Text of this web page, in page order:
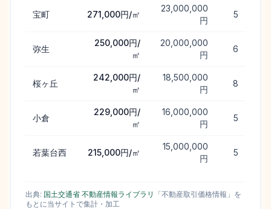
宝町 271,000円/㎡
23,000,000
円
5
弥生
250,000円/
㎡
20,000,000
円
6
桜ヶ丘
242,000円/
㎡
18,500,000
円
8
小倉
229,000円/
㎡
16,000,000
円
5
若葉台西 215,000円/㎡
15,000,000
円
5
出典: 国土交通省 不動産情報ライブラリ
「不動産取引価格情報」を
もとに当サイトで集計・加工